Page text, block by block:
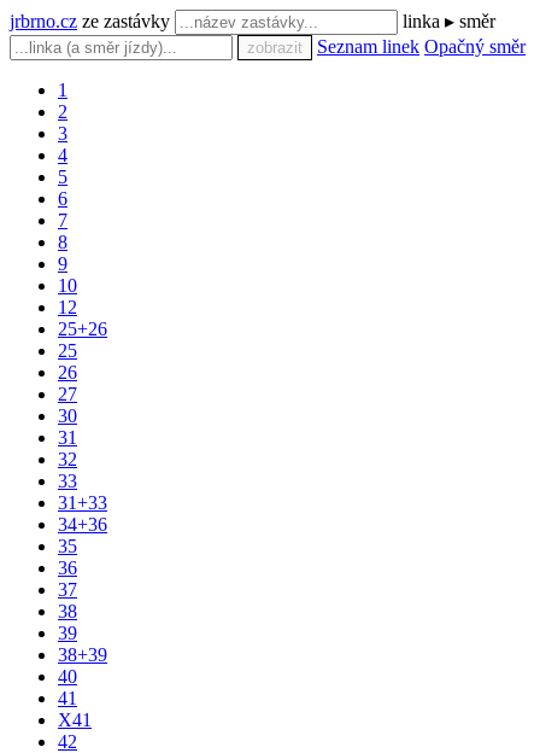
jrbrno.cz ze zastávky linka ▸ směr
zobrazit Seznam linek Opačný směr
1
2
3
4
5
6
7
8
9
10
12
25+26
25
26
27
30
31
32
33
31+33
34+36
35
36
37
38
39
38+39
40
41
X41
42